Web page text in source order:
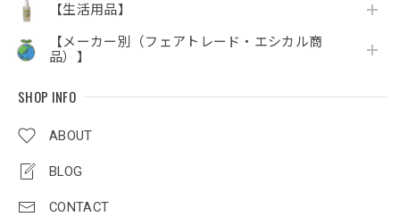
【生活用品】
【メーカー別（フェアトレード・エシカル商
品）】
SHOP INFO
ABOUT
BLOG
CONTACT